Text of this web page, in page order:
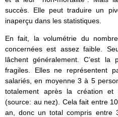
succès. Elle peut traduire un
inaperçu dans les statistiques.
En fait, la volumétrie du
concernées est assez faible.
lâchent généralement. C’est
fragiles. Elles ne représentent
salariés, en moyenne 3 à 5
totalement après la création
(source: au nez). Cela fait entre
an, donc un total compris entre